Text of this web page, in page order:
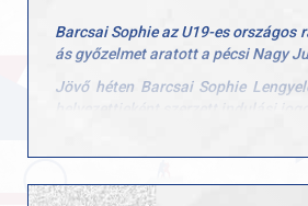
Barcsai Sophie az U19-es
ás győzelmet aratott a pécsi Nagy
Jövő héten Barcsai Sophie